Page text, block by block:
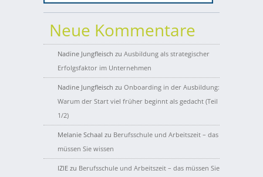
Neue Kommentare
Nadine Jungfleisch zu Ausbildung als strategischer
Erfolgsfaktor im Unternehmen
Nadine Jungfleisch zu Onboarding in der Ausbildung:
Warum der Start viel früher beginnt als gedacht (Teil
1/2)
Melanie Schaal zu Berufsschule und Arbeitszeit – das
müssen Sie wissen
IZIE zu Berufsschule und Arbeitszeit – das müssen Sie